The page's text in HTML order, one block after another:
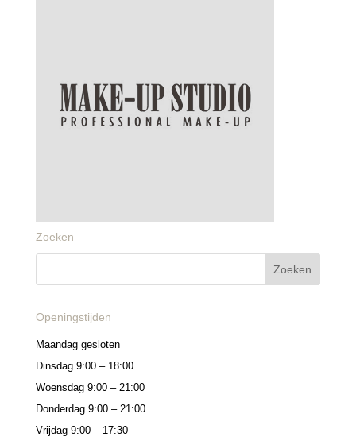
Zoeken
Openingstijden
Maandag gesloten
Dinsdag 9:00 – 18:00
Woensdag 9:00 – 21:00
Donderdag 9:00 – 21:00
Vrijdag 9:00 – 17:30